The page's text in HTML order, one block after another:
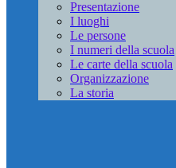
Presentazione
I luoghi
Le persone
I numeri della scuola
Le carte della scuola
Organizzazione
La storia